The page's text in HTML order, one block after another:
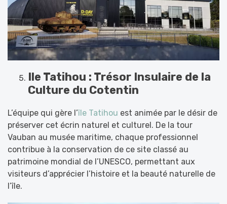
Ile Tatihou : Trésor Insulaire de la
Culture du Cotentin
L’équipe qui gère l’île Tatihou est animée par le désir de
préserver cet écrin naturel et culturel. De la tour
Vauban au musée maritime, chaque professionnel
contribue à la conservation de ce site classé au
patrimoine mondial de l’UNESCO, permettant aux
visiteurs d’apprécier l’histoire et la beauté naturelle de
l’île.